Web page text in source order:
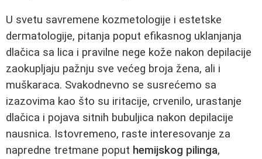
U svetu savremene kozmetologije i estetske
dermatologije, pitanja poput efikasnog uklanjanja
dlačica sa lica i pravilne nege kože nakon depilacije
zaokupljaju pažnju sve većeg broja žena, ali i
muškaraca. Svakodnevno se susrećemo sa
izazovima kao što su iritacije, crvenilo, urastanje
dlačica i pojava sitnih bubuljica nakon depilacije
nausnica. Istovremeno, raste interesovanje za
napredne tretmane poput hemijskog pilinga,